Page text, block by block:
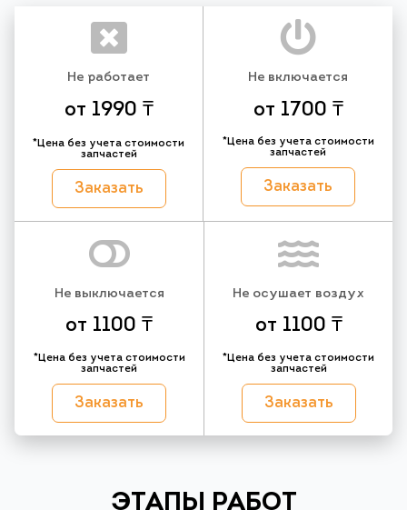
Не работает
от 1990 ₸
*Цена без учета стоимости
запчастей
Заказать
Не включается
от 1700 ₸
*Цена без учета стоимости
запчастей
Заказать
Не выключается
от 1100 ₸
*Цена без учета стоимости
запчастей
Заказать
Не осушает воздух
от 1100 ₸
*Цена без учета стоимости
запчастей
Заказать
ЭТАПЫ РАБОТ